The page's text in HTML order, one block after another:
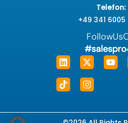
Telefon:
+49 341 6005
Linkedin
X-
twitter
TiktokInstagram